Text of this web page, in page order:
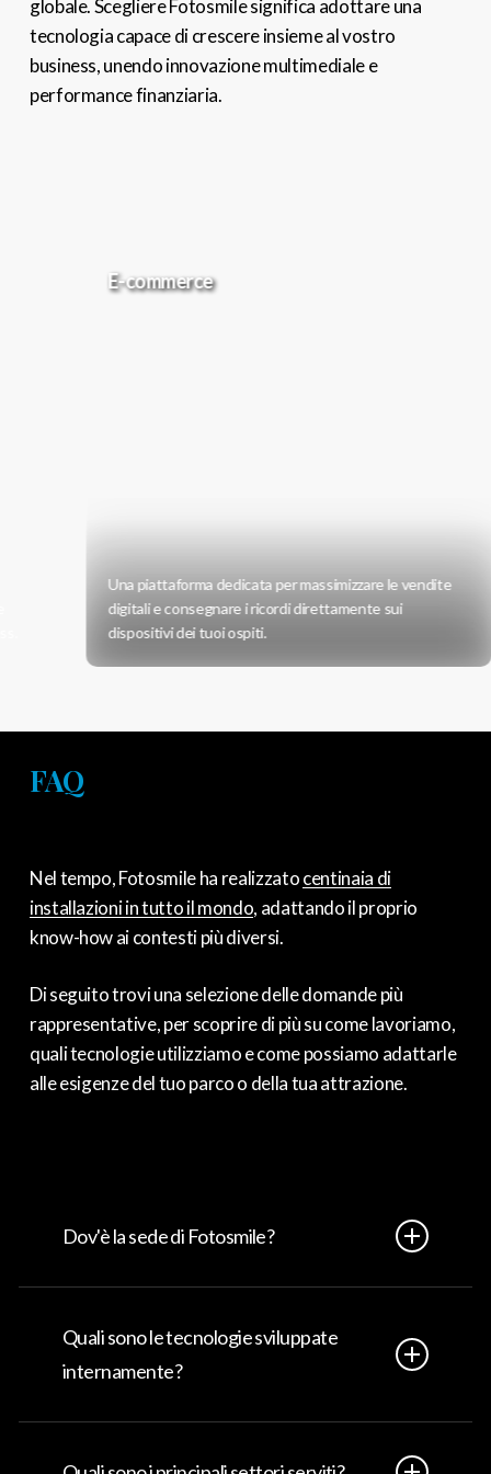
globale. Scegliere Fotosmile significa adottare una
tecnologia capace di crescere insieme al vostro
business, unendo innovazione multimediale e
performance finanziaria.
E-commerce
Una piattaforma dedicata per massimizzare le vendite
digitali e consegnare i ricordi direttamente sui
dispositivi dei tuoi ospiti.
FAQ
Nel tempo, Fotosmile ha realizzatocentinaia di
installazioni in tutto il mondo, adattando il proprio
know-how ai contesti più diversi.
Di seguito trovi una selezione delle domande più
rappresentative, per scoprire di più su come lavoriamo,
quali tecnologie utilizziamo e come possiamo adattarle
alle esigenze del tuo parco o della tua attrazione.
Dov'è la sede di Fotosmile?
produzione, gestione e vendita di foto e video nei
principali parchi e attrazioni europee.
Quali sono le tecnologie sviluppate
internamente?
fino ai totem automatici e alle soluzioni Smilecatch: tutte